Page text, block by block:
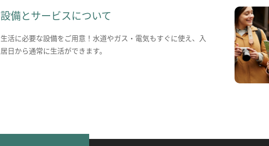
設備とサービスについて
生活に必要な設備をご用意！水道やガス・電気もすぐに使え、入
居日から通常に生活ができます。